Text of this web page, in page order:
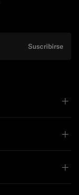
Suscribirse